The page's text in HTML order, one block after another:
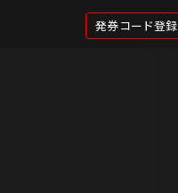
発券コード登録